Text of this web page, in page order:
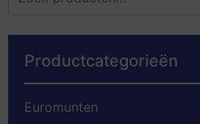
Productcategorieën
Euromunten